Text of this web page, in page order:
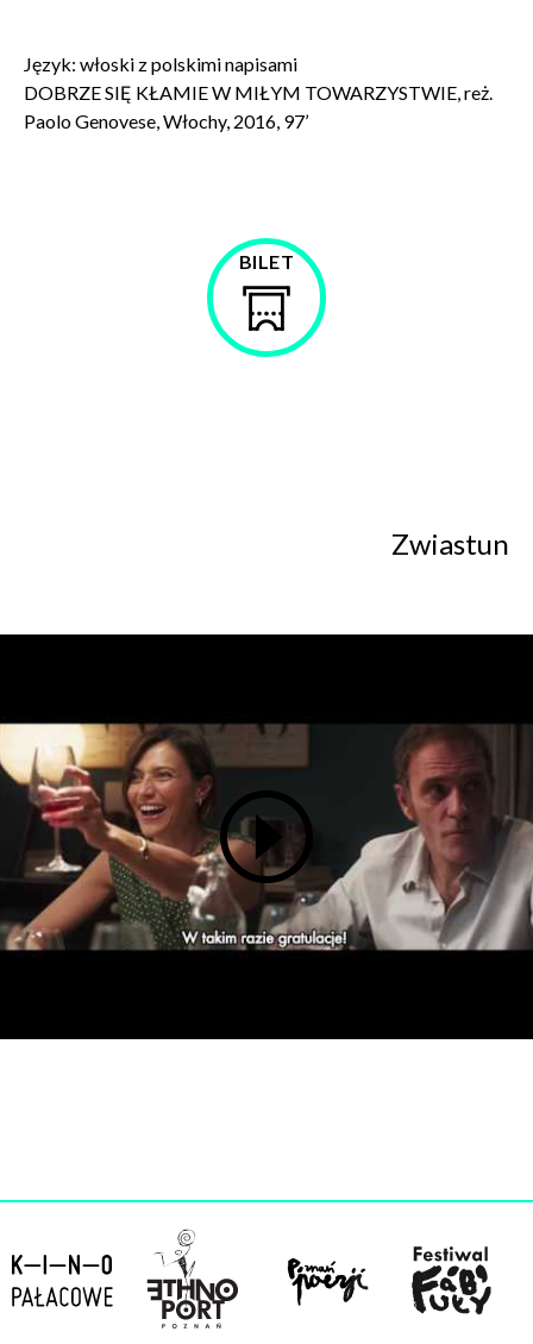
POTWIERDŹ ADRES EMAIL
Wyrażam zgodę na przetwarzanie danych osobowych
w celu skorzystania z usługi newsletter.
Administratorem danych osobowych jest Centrum
Kultury ZAMEK z siedzibą w Poznaniu. Zapoznałem/am
się z informacjami dotyczącymi przetwarzania danych
Język: włoski z polskimi napisami
DOBRZE SIĘ KŁAMIE W MIŁYM TOWARZYSTWIE, reż.
Paolo Genovese, Włochy, 2016, 97’
Kup
bilet
BILET
Zwiastun